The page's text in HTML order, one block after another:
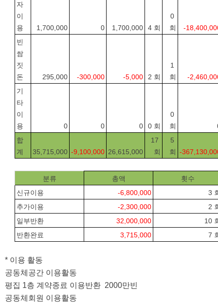
자
이
용
1,700,000 0 1,700,000 4 회
0
회
-
빈
쌈
짓
돈
295,000 -300,000 -5,000 2 회
1
회
-
기
타
이
용
0 0 0 0 회
0
회
합
계
35,715,000 -9,100,000 26,615,000
17
회
5
회 -
분류 총액
횟수
신규이용
-6,800,000
3
추가이용
-2,300,000
2
일부반환
32,000,000
10
반환완료
3,715,000 7
* 이용 활동
공동체공간 이용활동
평집 1층 계약종료 이용반환  2000만빈
공동체회원 이용활동